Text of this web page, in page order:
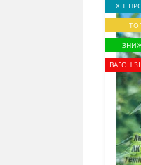
ХІТ
ВАГОН